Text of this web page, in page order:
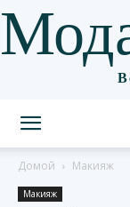
Домой Макияж
Макияж